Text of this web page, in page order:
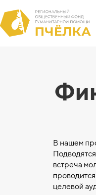
В нашем
встреча
целевой